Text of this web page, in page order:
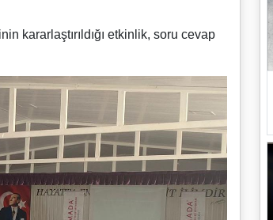
kararlaştırıldığı etkinlik, soru cevap